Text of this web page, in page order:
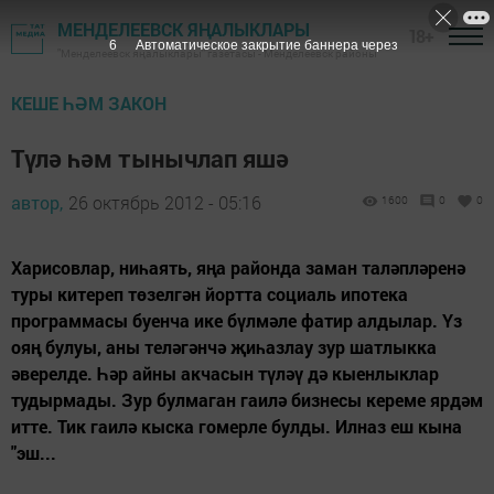
МЕНДЕЛЕЕВСК ЯҢАЛЫКЛАРЫ
"Менделеевск яңалыклары" газетасы - Менделеевск районы
КЕШЕ ҺӘМ ЗАКОН
Түлә һәм тынычлап яшә
автор, 26 октябрь 2012 - 05:16 1600 0 0
Харисовлар, ниһаять, яңа районда заман таләпләренә
туры китереп төзелгән йортта социаль ипотека
программасы буенча ике бүлмәле фатир алдылар. Үз
ояң булуы, аны теләгәнчә җиһазлау зур шатлыкка
әверелде. Һәр айны акчасын түләү дә кыенлыклар
тудырмады. Зур булмаган гаилә бизнесы кереме ярдәм
итте. Тик гаилә кыска гомерле булды. Илназ еш кына
"эш...
5 Автоматическое закрытие баннера через